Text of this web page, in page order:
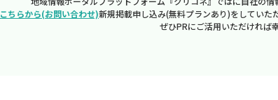
こちらから(お問い合わせ)新規掲載申し込み(無料プランあり)をしていた
ぜひPRにご活用いただければ幸